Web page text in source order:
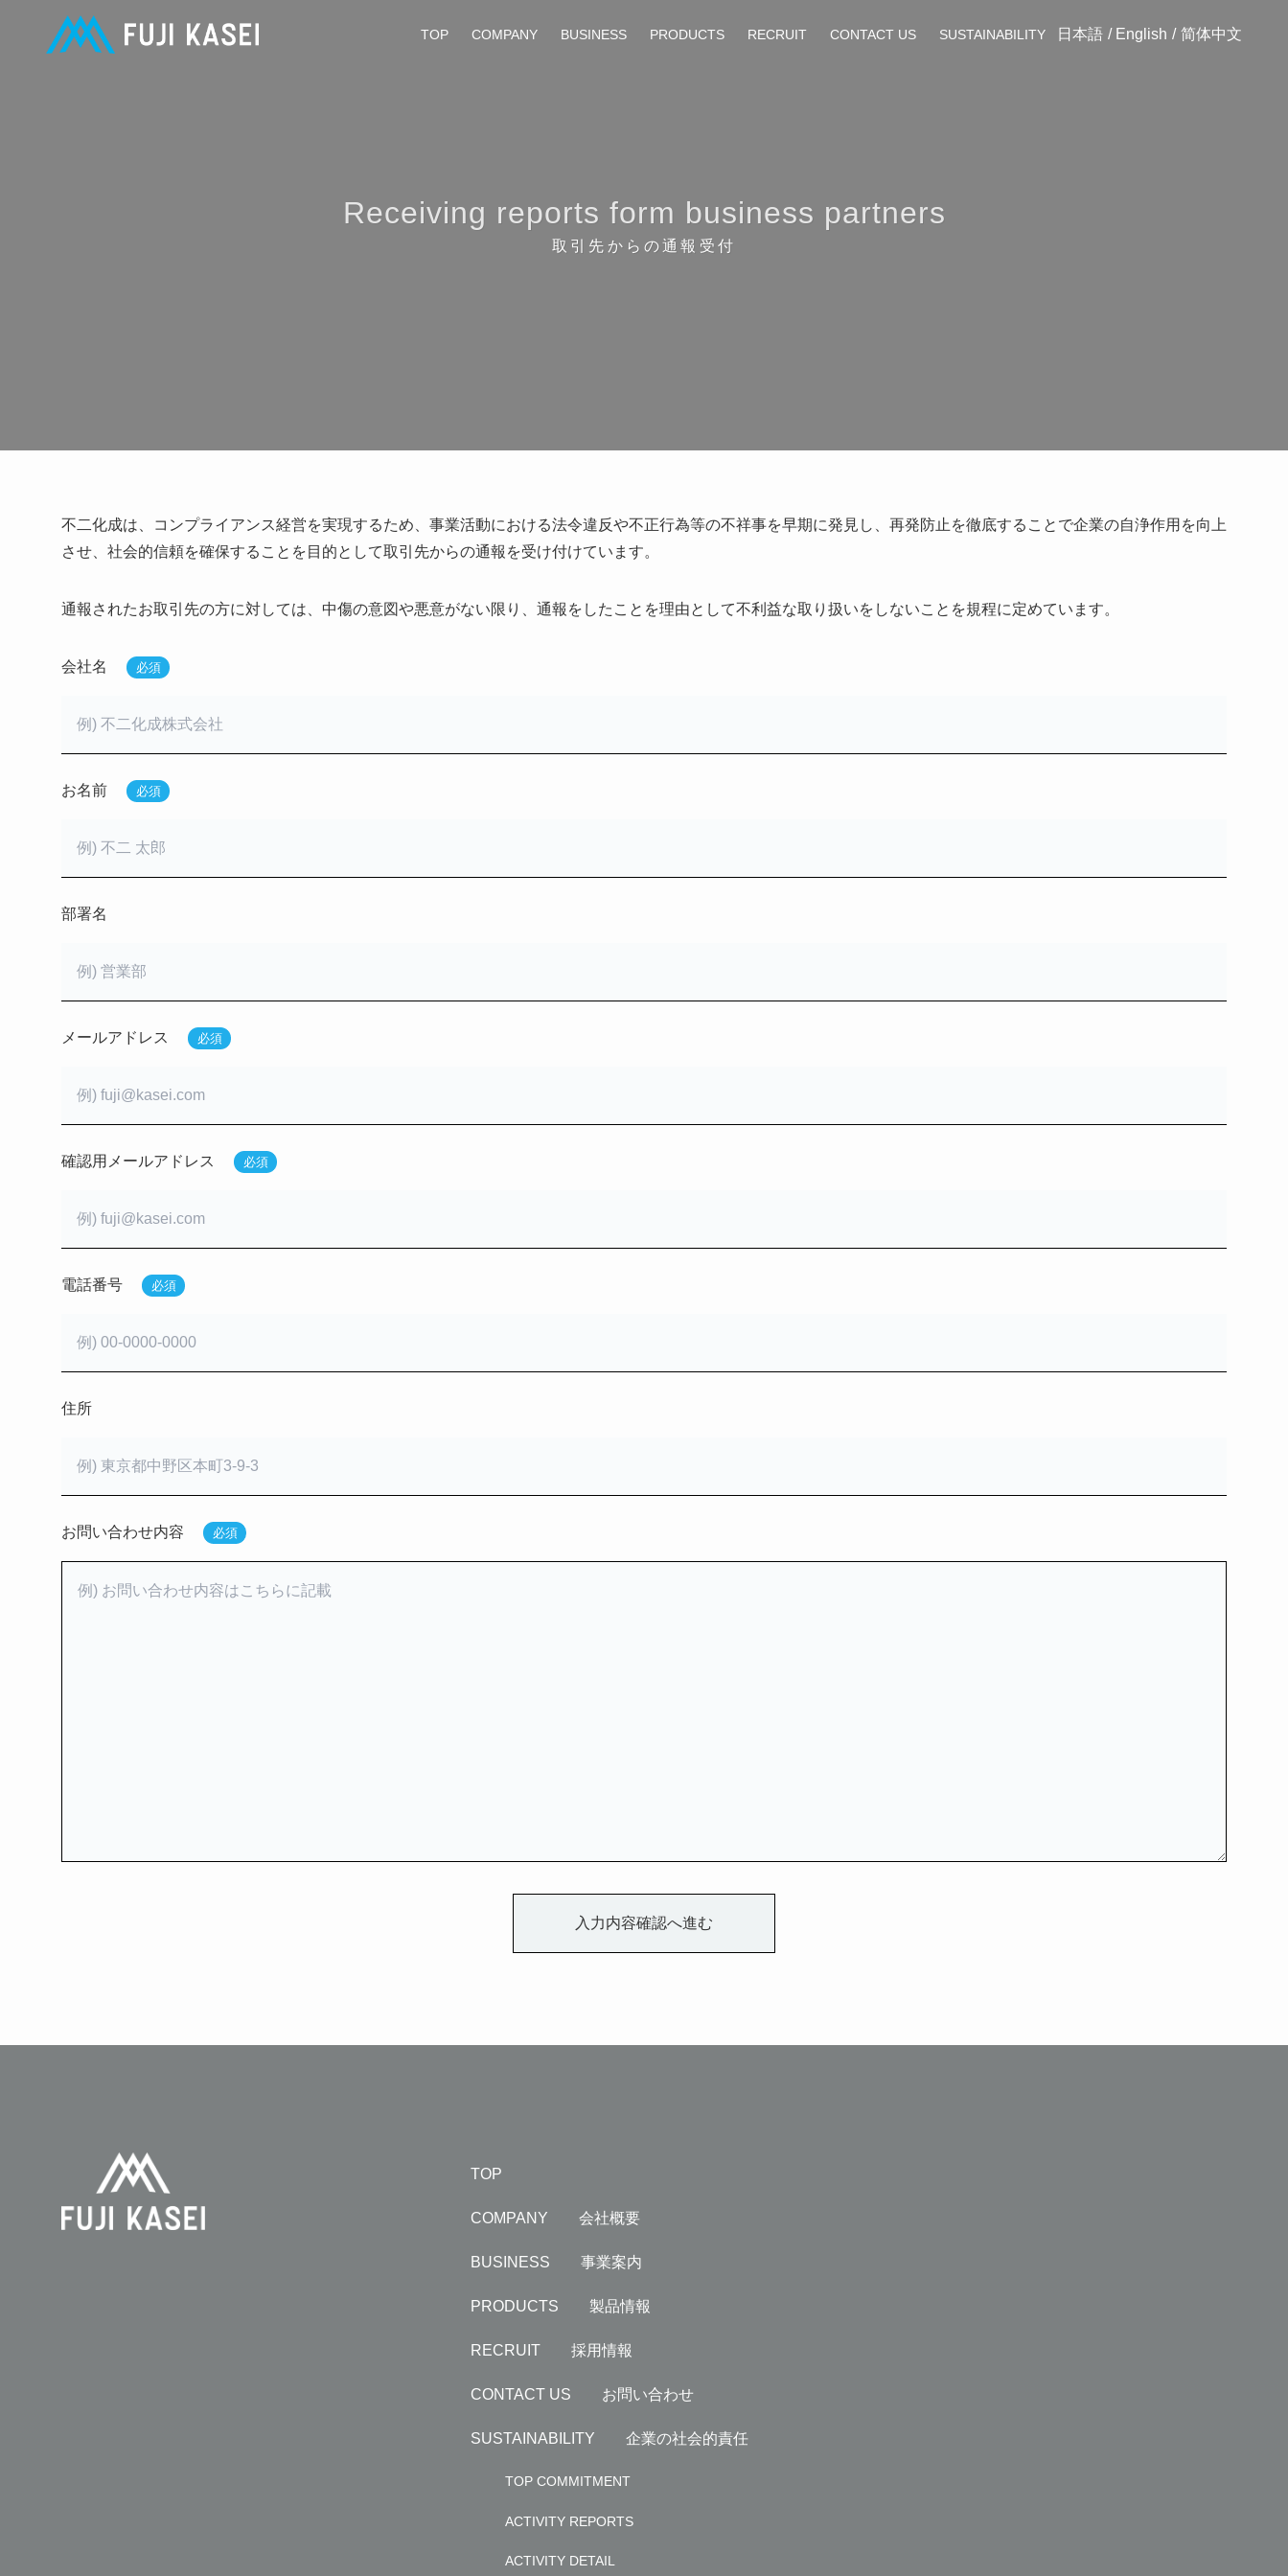
TOP COMPANY BUSINESS PRODUCTS RECRUIT CONTACT US SUSTAINABILITY English
日本語 简体中文
取引先からの通報受付
Receiving reports form business partners
不二化成は、コンプライアンス経営を実現するため、事業活動における法令違反や不正行為等の不祥事を早期に発見し、再発防止を徹底することで企業の自浄作用を向上
させ、社会的信頼を確保することを目的として取引先からの通報を受け付けています。
通報されたお取引先の方に対しては、中傷の意図や悪意がない限り、通報をしたことを理由として不利益な取り扱いをしないことを規程に定めています。
会社名 必須
お名前 必須
部署名
メールアドレス 必須
確認用メールアドレス 必須
電話番号 必須
住所
お問い合わせ内容 必須
TOP
COMPANY 会社概要
BUSINESS 事業案内
PRODUCTS 製品情報
RECRUIT 採用情報
CONTACT US お問い合わせ
SUSTAINABILITY 企業の社会的責任
TOP COMMITMENT
ACTIVITY REPORTS
ACTIVITY DETAIL